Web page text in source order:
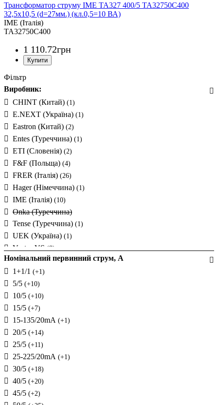
Трансформатор струму IME TA327 400/5 TA32750C400
32,5x10,5 (d=27мм.) (кл.0,5=10 ВА)
IME (Італія)
TA32750C400
1 110.72грн
Фільтр
Виробник:
CHINT (Китай) (1)
E.NEXT (Україна) (1)
Eastron (Китай) (2)
Entes (Туреччина) (1)
ETI (Словенія) (2)
F&F (Польща) (4)
FRER (Італія) (26)
Hager (Німеччина) (1)
IME (Італія) (10)
Onka (Туреччина)
Tense (Туреччина) (1)
UEK (Україна) (1)
Vector VS (8)
Volter (Україна)
Мегомметр (Україна)
Новатек-Електро (Україна)
Номінальний первинний струм, А
1+1/1 (+1)
5/5 (+10)
10/5 (+10)
15/5 (+7)
15-135/20mА (+1)
20/5 (+14)
25/5 (+11)
25-225/20mА (+1)
30/5 (+18)
40/5 (+20)
45/5 (+2)